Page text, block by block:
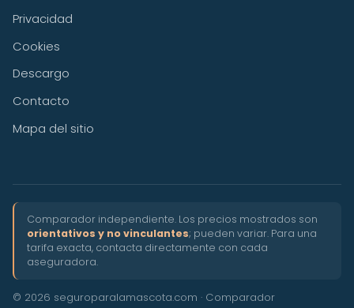
Privacidad
Cookies
Descargo
Contacto
Mapa del sitio
Comparador independiente. Los precios mostrados son
orientativos y no vinculantes; pueden variar. Para una
tarifa exacta, contacta directamente con cada
aseguradora.
© 2026 seguroparalamascota.com · Comparador